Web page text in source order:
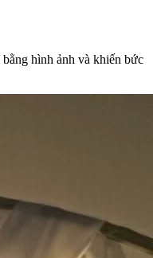
hình ảnh và khiến bức